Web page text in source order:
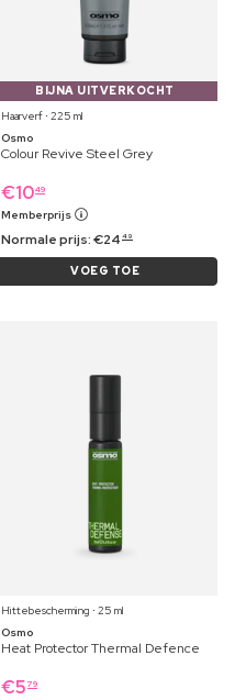
BIJNA UITVERKOCHT
Haarverf ⋅ 225 ml
Osmo
Colour Revive Steel Grey
€1049
Memberprijs
Normale prijs:€24 49
VOEG TOE
Hittebescherming ⋅ 25 ml
Osmo
Heat Protector Thermal Defence
€5 79